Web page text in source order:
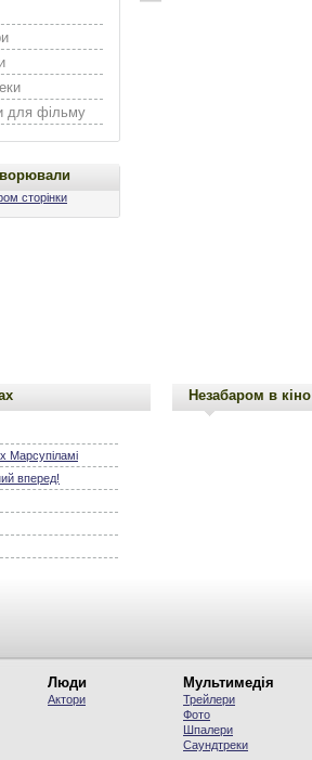
для фільму
сторінки
Марсупіламі
вперед!
Незабаром в кіно
Люди
Актори
Мультимедія
Трейлери
Фото
Шпалери
Саундтреки